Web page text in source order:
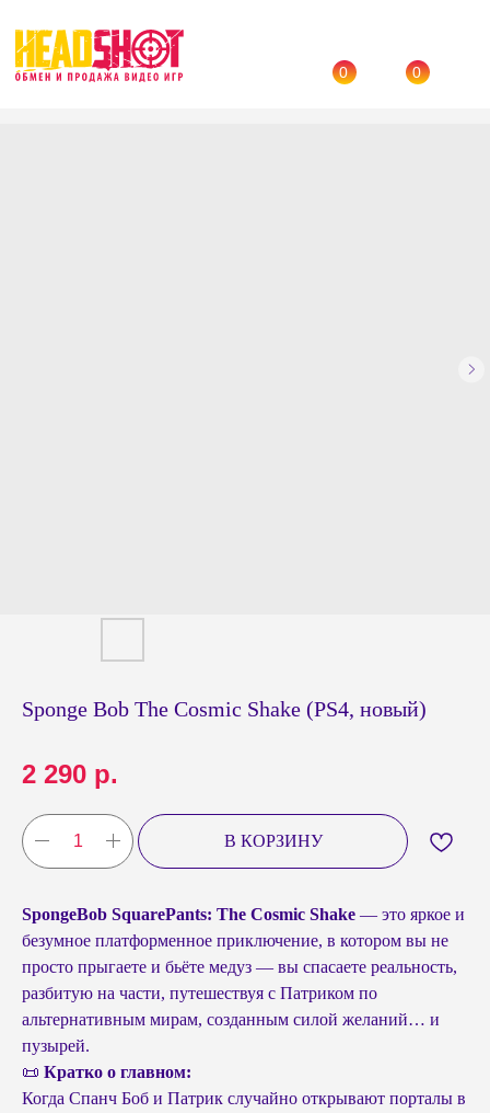
Назад → Каталог
Sponge Bob The Cosmic Shake (PS4, новый)
2 290 р.
В КОРЗИНУ
SpongeBob SquarePants: The Cosmic Shake — это яркое и
безумное платформенное приключение, в котором вы не
просто прыгаете и бьёте медуз — вы спасаете реальность,
разбитую на части, путешествуя с Патриком по
альтернативным мирам, созданным силой желаний… и
пузырей.
📜 Кратко о главном:
Когда Спанч Боб и Патрик случайно открывают порталы в